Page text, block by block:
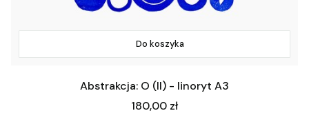
Do koszyka
Abstrakcja: O (II) - linoryt A3
Cena
180,00 zł